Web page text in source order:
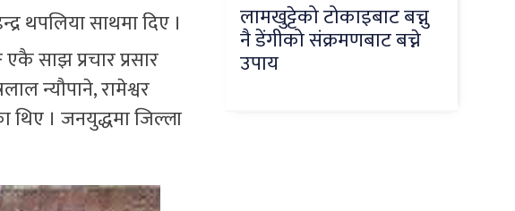
थपलिया साथमा दिए ।
साझ प्रचार प्रसार
न्यौपाने, रामेश्वर
थिए । जनयुद्धमा जिल्ला
लामखुट्टेको टोकाइबाट बच्नु
नै डेंगीको संक्रमणबाट बच्ने
उपाय